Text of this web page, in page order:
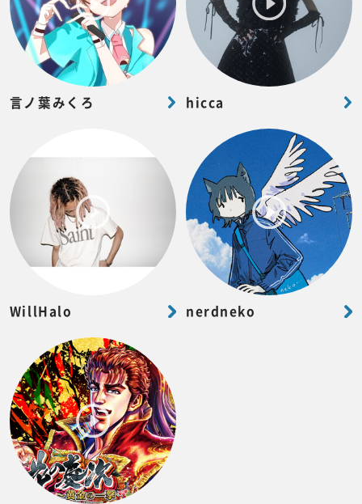
言ノ葉みくろ hicca
WillHalo nerdneko